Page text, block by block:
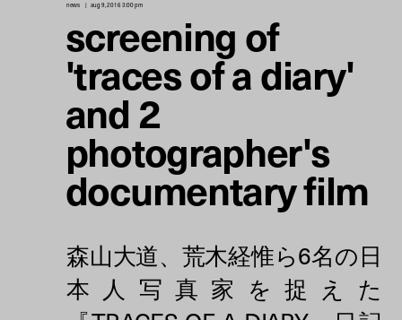
news aug 9, 2016 3:00 pm
screening of
'traces of a diary'
and 2
photographer's
documentary film